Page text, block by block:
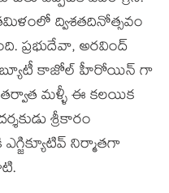
ద్విశతదినోత్సవం
ప్రభుదేవా, అరవింద్
బ్యూటీ కాజోల్ హీరోయిన్ గా
మళ్ళీ ఈ కలయిక
శ్రీకారం
నిర్మాతగా